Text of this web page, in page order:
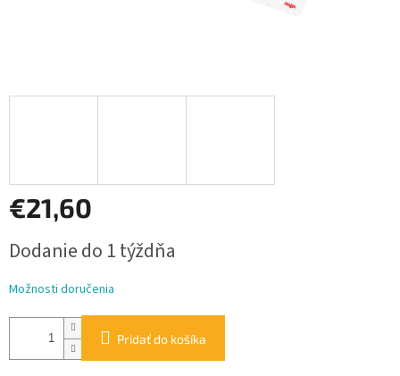
€21,60
cena:
Dodanie do 1 týždňa
Možnosti doručenia
Pridať do košíka